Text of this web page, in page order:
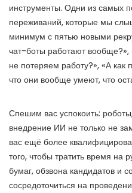
инструменты. Одни из самых
переживаний, которые мы
минимум с пятью новыми
чат-боты работают
не потеряем работу?», «А как
что они вообще умеют, что
Спешим вас успокоить:
внедрение ИИ не только не
вас ещё более
того, чтобы тратить время на
бумаг, обзвона кандидатов и
сосредоточиться на